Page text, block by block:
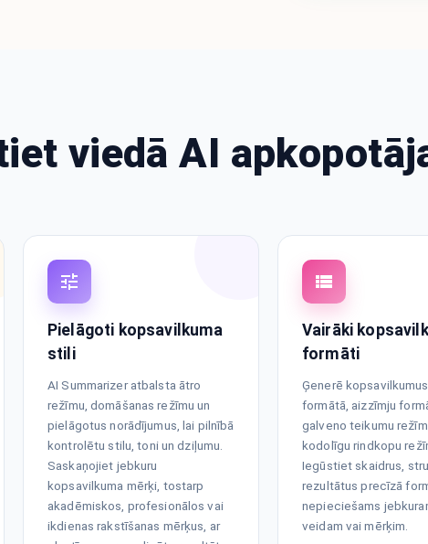
viedā AI
Pielāgoti kopsavilkuma
stili
AI Summarizer atbalsta ātro
režīmu, domāšanas režīmu un
pielāgotus norādījumus, lai pilnībā
kontrolētu stilu, toni un dziļumu.
Saskaņojiet jebkuru
kopsavilkuma mērķi, tostarp
akadēmiskos, profesionālos vai
ikdienas rakstīšanas mērķus, ar
Vairāki
formāti
Ģenerē
formātā, aizzīmju
galveno teikumu
kodolīgu rindkopu
Iegūstiet skaidrus,
rezultātus precīzā
nepieciešams
veidam vai mērķim.